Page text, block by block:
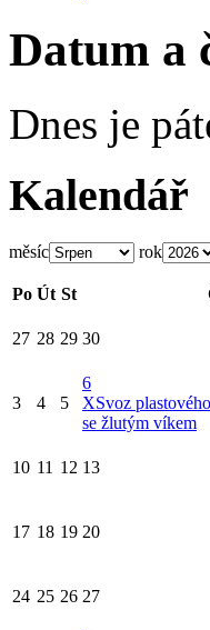
Datum a
Dnes je
Kalendář
měsíc rok
Po Út St
27 28 29 30
3 4 5
6
XSvoz
se žlutým víkem
10 11 12 13
17 18 19 20
24 25 26 27